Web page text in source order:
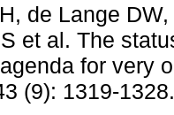
de Lange
et al. The
for very
(9): 1319-